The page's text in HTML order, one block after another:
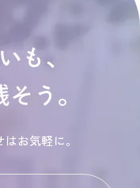
も、
う。
お気軽に。